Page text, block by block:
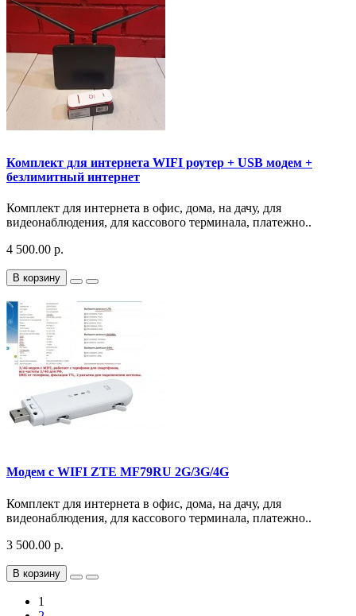
Комплект для интернета WIFI роутер + USB модем +
безлимитный интернет
Комплект для интернета в офис, дома, на дачу, для
видеонаблюдения, для кассового терминала, платежно..
4 500.00 р.
В корзину
Модем с WIFI ZTE MF79RU 2G/3G/4G
Комплект для интернета в офис, дома, на дачу, для
видеонаблюдения, для кассового терминала, платежно..
3 500.00 р.
В корзину
1